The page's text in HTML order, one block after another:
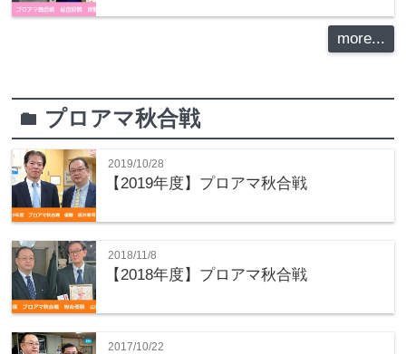
more...
folder プロアマ秋合戦
2019/10/28
【2019年度】プロアマ秋合戦
2018/11/8
【2018年度】プロアマ秋合戦
2017/10/22